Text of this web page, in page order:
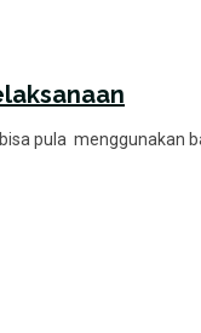
pula menggunakan